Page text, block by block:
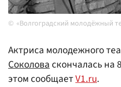
«Волгоградский молодёжный
Актриса молодежного
Соколоваскончалась на
этом сообщаетV1.ru.